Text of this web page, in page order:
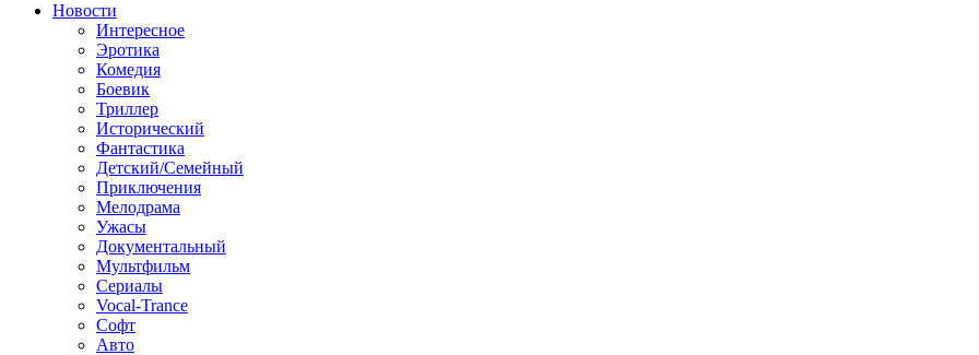
Новости
Интересное
Эротика
Комедия
Боевик
Триллер
Исторический
Фантастика
Детский/Семейный
Приключения
Мелодрама
Ужасы
Документальный
Мультфильм
Сериалы
Vocal-Trance
Софт
Авто